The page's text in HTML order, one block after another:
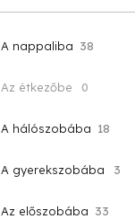
A nappaliba 38
Az étkezőbe 0
A hálószobába 18
A gyerekszobába 3
Az előszobába 33